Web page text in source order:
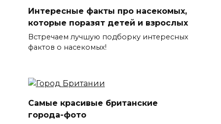
Интересные факты про насекомых,
которые поразят детей и взрослых
Встречаем лучшую подборку интересных
фактов о насекомых!
Самые красивые британские
города-фото